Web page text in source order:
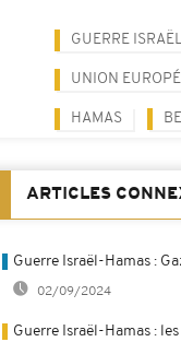
GUERRE
UNION
HAMAS
ARTICLES
Guerre Israël-Hamas :
02/09/2024
Guerre Israël-Hamas :